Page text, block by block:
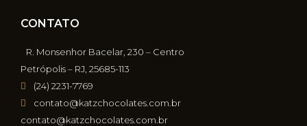
CONTATO
R. Monsenhor Bacelar, 230 – Centro
Petrópolis – RJ, 25685-113
(24) 2231-7769
contato@katzchocolates.com.br
contato@katzchocolates.com.br